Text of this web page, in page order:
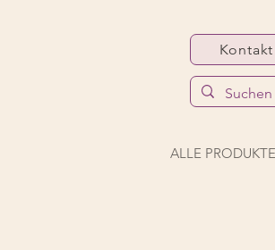
Kontakt
ALLE PRODUKTE